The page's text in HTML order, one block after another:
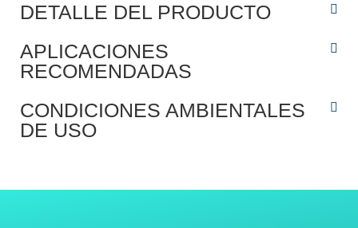
DETALLE DEL PRODUCTO
APLICACIONES
RECOMENDADAS
CONDICIONES AMBIENTALES
DE USO